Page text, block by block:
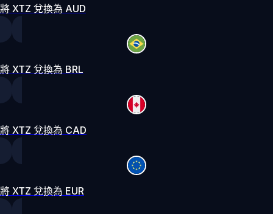
將 XTZ 兌換為 AUD
將 XTZ 兌換為 BRL
將 XTZ 兌換為 CAD
將 XTZ 兌換為 EUR